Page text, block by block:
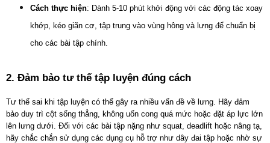
Cách thực hiện: Dành 5-10 phút khởi động với các động tác xoay
khớp, kéo giãn cơ, tập trung vào vùng hông và lưng để chuẩn bị
cho các bài tập chính.
2. Đảm bảo tư thế tập luyện đúng cách
Tư thế sai khi tập luyện có thể gây ra nhiều vấn đề về lưng. Hãy đảm
bảo duy trì cột sống thẳng, không uốn cong quá mức hoặc đặt áp lực lớn
lên lưng dưới. Đối với các bài tập nặng như squat, deadlift hoặc nâng tạ,
hãy chắc chắn sử dụng các dụng cụ hỗ trợ như dây đai tập hoặc nhờ sự